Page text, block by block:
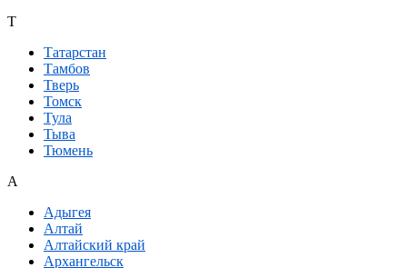
Т
Татарстан
Тамбов
Тверь
Томск
Тула
Тыва
Тюмень
А
Адыгея
Алтай
Алтайский край
Архангельск